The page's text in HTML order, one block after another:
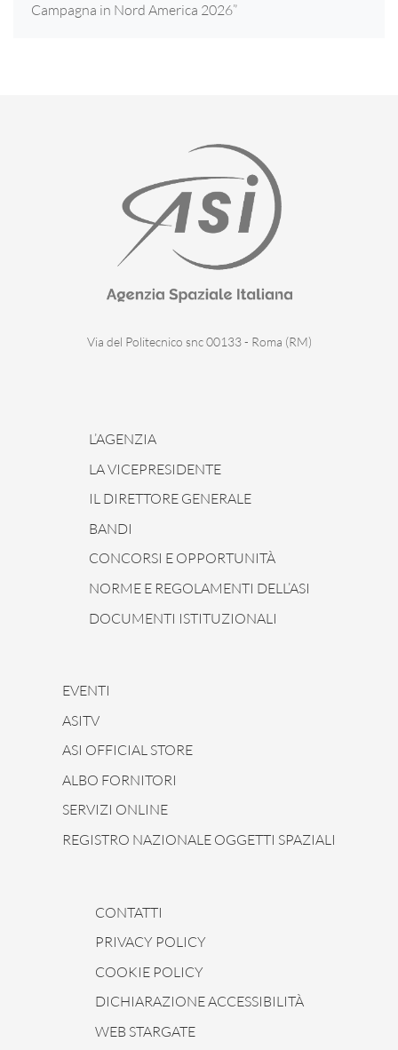
Campagna in Nord America 2026”
Via del Politecnico snc 00133 - Roma (RM)
L’AGENZIA
LA VICEPRESIDENTE
IL DIRETTORE GENERALE
BANDI
CONCORSI E OPPORTUNITÀ
NORME E REGOLAMENTI DELL’ASI
DOCUMENTI ISTITUZIONALI
EVENTI
ASITV
ASI OFFICIAL STORE
ALBO FORNITORI
SERVIZI ONLINE
REGISTRO NAZIONALE OGGETTI SPAZIALI
CONTATTI
PRIVACY POLICY
COOKIE POLICY
DICHIARAZIONE ACCESSIBILITÀ
WEB STARGATE